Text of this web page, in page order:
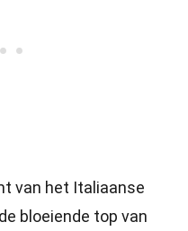
van het Italiaanse
bloeiende top van